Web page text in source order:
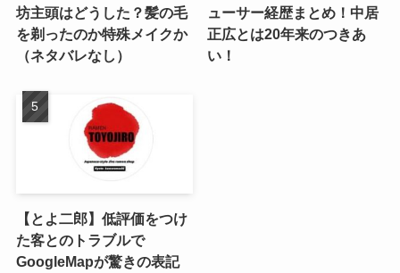
坊主頭はどうした？髪の毛
を剃ったのか特殊メイクか
（ネタバレなし）
ューサー経歴まとめ！中居
正広とは20年来のつきあ
い！
【とよ二郎】低評価をつけ
た客とのトラブルで
GoogleMapが驚きの表記